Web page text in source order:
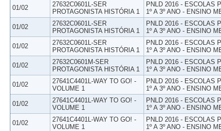
01/02
27632C0601L-SER
PROTAGONISTA HISTÓRIA 1
PNLD 2016 - ESCOLAS
1º A 3º ANO - ENSINO
01/02
27632C0601L-SER
PROTAGONISTA HISTÓRIA 1
PNLD 2016 - ESCOLAS
1º A 3º ANO - ENSINO
01/02
27632C0601L-SER
PROTAGONISTA HISTÓRIA 1
PNLD 2016 - ESCOLAS
1º A 3º ANO - ENSINO
01/02
27632C0601M-SER
PROTAGONISTA HISTÓRIA 1
PNLD 2016 - ESCOLAS
1º A 3º ANO - ENSINO
01/02
27641C4401L-WAY TO GO! -
VOLUME 1
PNLD 2016 - ESCOLAS
1º A 3º ANO - ENSINO
01/02
27641C4401L-WAY TO GO! -
VOLUME 1
PNLD 2016 - ESCOLAS
1º A 3º ANO - ENSINO
01/02
27641C4401L-WAY TO GO! -
VOLUME 1
PNLD 2016 - ESCOLAS
1º A 3º ANO - ENSINO